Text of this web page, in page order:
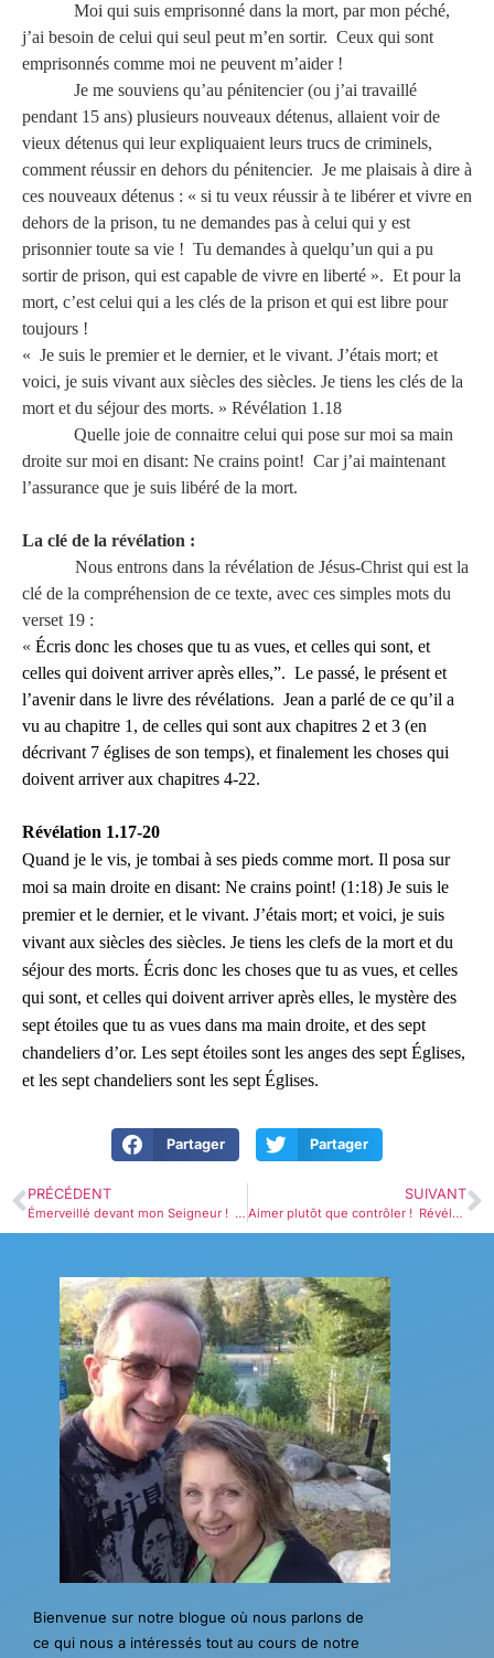
Moi qui suis emprisonné dans la mort, par mon péché,
j’ai besoin de celui qui seul peut m’en sortir. Ceux qui sont
emprisonnés comme moi ne peuvent m’aider !
Je me souviens qu’au pénitencier (ou j’ai travaillé
pendant 15 ans) plusieurs nouveaux détenus, allaient voir de
vieux détenus qui leur expliquaient leurs trucs de criminels,
comment réussir en dehors du pénitencier. Je me plaisais à dire à
ces nouveaux détenus : « si tu veux réussir à te libérer et vivre en
dehors de la prison, tu ne demandes pas à celui qui y est
prisonnier toute sa vie ! Tu demandes à quelqu’un qui a pu
sortir de prison, qui est capable de vivre en liberté ». Et pour la
mort, c’est celui qui a les clés de la prison et qui est libre pour
toujours !
« Je suis le premier et le dernier, et le vivant. J’étais mort; et
voici, je suis vivant aux siècles des siècles. Je tiens les clés de la
mort et du séjour des morts. » Révélation 1.18
Quelle joie de connaitre celui qui pose sur moi sa main
droite sur moi en disant: Ne crains point! Car j’ai maintenant
l’assurance que je suis libéré de la mort.
La clé de la révélation :
Nous entrons dans la révélation de Jésus-Christ qui est la
clé de la compréhension de ce texte, avec ces simples mots du
verset 19 :
« Écris donc les choses que tu as vues, et celles qui sont, et
celles qui doivent arriver après elles,”. Le passé, le présent et
l’avenir dans le livre des révélations. Jean a parlé de ce qu’il a
vu au chapitre 1, de celles qui sont aux chapitres 2 et 3 (en
décrivant 7 églises de son temps), et finalement les choses qui
doivent arriver aux chapitres 4-22.
Révélation 1.17-20
Quand je le vis, je tombai à ses pieds comme mort. Il posa sur
moi sa main droite en disant: Ne crains point! (1:18) Je suis le
premier et le dernier, et le vivant. J’étais mort; et voici, je suis
vivant aux siècles des siècles. Je tiens les clefs de la mort et du
séjour des morts. Écris donc les choses que tu as vues, et celles
qui sont, et celles qui doivent arriver après elles, le mystère des
sept étoiles que tu as vues dans ma main droite, et des sept
chandeliers d’or. Les sept étoiles sont les anges des sept Églises,
et les sept chandeliers sont les sept Églises.
Partager Partager
PRÉCÉDENT
Émerveillé devant mon Seigneur ! Révélation 1.9-16￼
SUIVANT
Aimer plutôt que contrôler ! Révélation 2.1-7
Bienvenue sur notre blogue où nous parlons de
ce qui nous a intéressés tout au cours de notre